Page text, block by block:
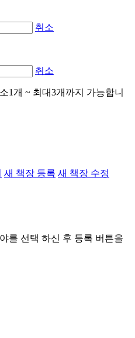
취소
취소
1개 ~ 최대3개까지 가능합니
새 책장 등록 새 책장 수정
를 선택 하신 후 등록 버튼을